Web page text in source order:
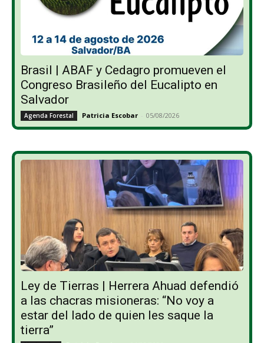
Brasil | ABAF y Cedagro promueven el
Congreso Brasileño del Eucalipto en
Salvador
Agenda Forestal Patricia Escobar - 05/08/2026
Ley de Tierras | Herrera Ahuad defendió
a las chacras misioneras: “No voy a
estar del lado de quien les saque la
tierra”